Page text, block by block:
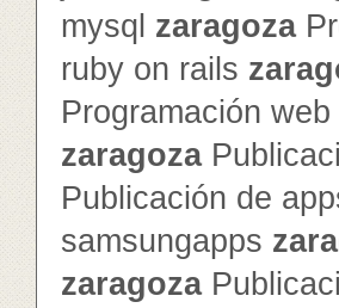
mysql zaragoza
ruby on rails
Programación web
zaragoza
Publicación de
samsungapps
zaragoza